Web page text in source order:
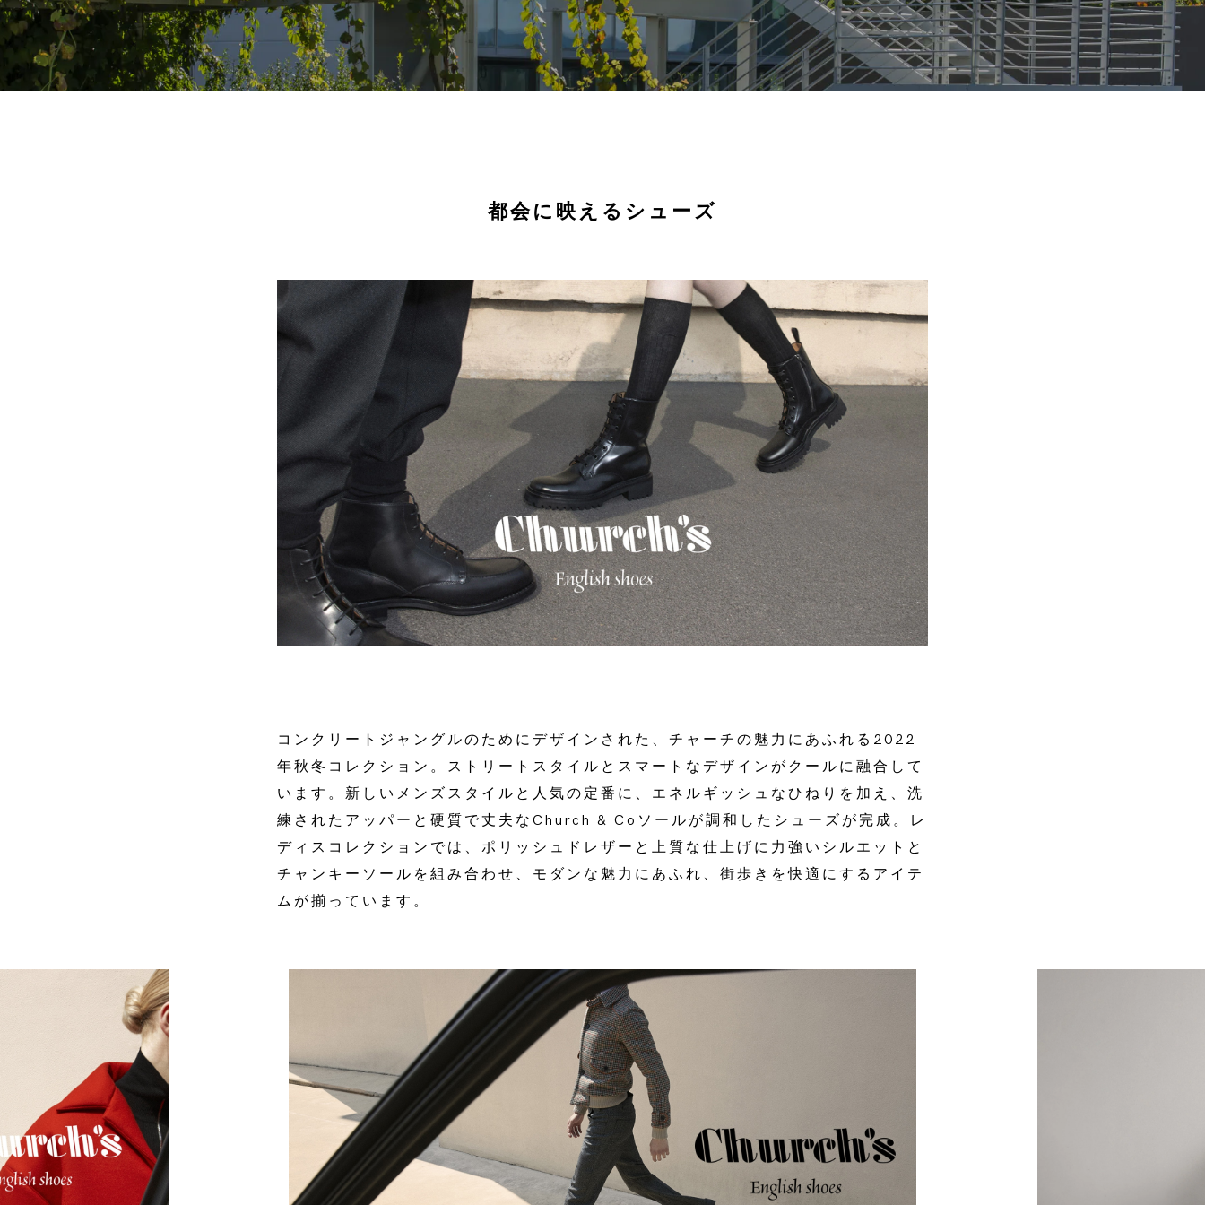
都会に映えるシューズ
コンクリートジャングルのためにデザインされた、チャーチの魅力にあふれる2022
年秋冬コレクション。ストリートスタイルとスマートなデザインがクールに融合して
います。新しいメンズスタイルと人気の定番に、エネルギッシュなひねりを加え、洗
練されたアッパーと硬質で丈夫なChurch & Coソールが調和したシューズが完成。レ
ディスコレクションでは、ポリッシュドレザーと上質な仕上げに力強いシルエットと
チャンキーソールを組み合わせ、モダンな魅力にあふれ、街歩きを快適にするアイテ
ムが揃っています。